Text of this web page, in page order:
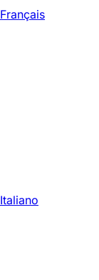
Français
Italiano